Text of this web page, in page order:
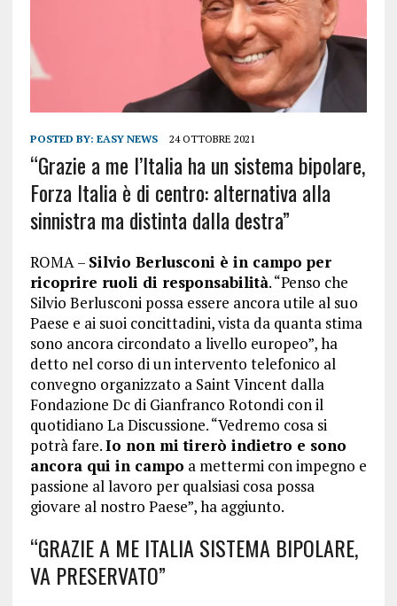
POSTED BY: EASY NEWS 24 OTTOBRE 2021
“Grazie a me l’Italia ha un sistema bipolare,
Forza Italia è di centro: alternativa alla
sinnistra ma distinta dalla destra”
ROMA – Silvio Berlusconi è in campo per
ricoprire ruoli di responsabilità. “Penso che
Silvio Berlusconi possa essere ancora utile al suo
Paese e ai suoi concittadini, vista da quanta stima
sono ancora circondato a livello europeo”, ha
detto nel corso di un intervento telefonico al
convegno organizzato a Saint Vincent dalla
Fondazione Dc di Gianfranco Rotondi con il
quotidiano La Discussione. “Vedremo cosa si
potrà fare.Io non mi tirerò indietro e sono
ancora qui in campo a mettermi con impegno e
passione al lavoro per qualsiasi cosa possa
giovare al nostro Paese”, ha aggiunto.
“GRAZIE A ME ITALIA SISTEMA BIPOLARE,
VA PRESERVATO”